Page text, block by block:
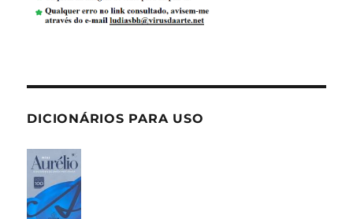
DICIONÁRIOS PARA USO